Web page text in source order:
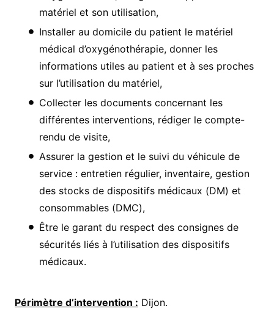
matériel et son utilisation,
Installer au domicile du patient le matériel
médical d’oxygénothérapie, donner les
informations utiles au patient et à ses proches
sur l’utilisation du matériel,
Collecter les documents concernant les
différentes interventions, rédiger le compte-
rendu de visite,
Assurer la gestion et le suivi du véhicule de
service : entretien régulier, inventaire, gestion
des stocks de dispositifs médicaux (DM) et
consommables (DMC),
Être le garant du respect des consignes de
sécurités liés à l’utilisation des dispositifs
médicaux.
Périmètre d’intervention : Dijon.